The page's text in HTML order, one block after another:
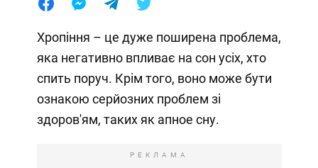
Хропіння – це дуже поширена проблема,
яка негативно впливає на сон усіх, хто
спить поруч. Крім того, воно може бути
ознакою серйозних проблем зі
здоров'ям, таких як апное сну.
РЕКЛАМА